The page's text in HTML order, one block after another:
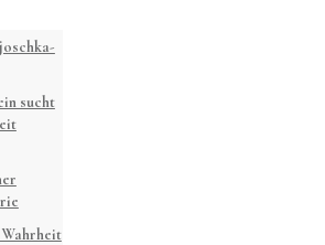
sucht